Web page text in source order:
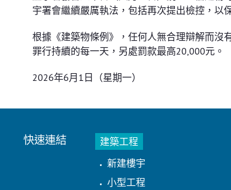
宇署會繼續嚴厲執法，包括再次提出檢控，以
根據《建築物條例》，任何人無合理辯解而沒
罪行持續的每一天，另處罰款最高20,000元。
2026年6月1日（星期一）
快速連結
建築工程
新建樓宇
小型工程